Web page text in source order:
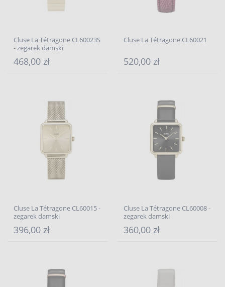
Cluse La Tétragone CL60023S
- zegarek damski
468,00 zł
Cluse La Tétragone CL60021
520,00 zł
Cluse La Tétragone CL60015 -
zegarek damski
396,00 zł
Cluse La Tétragone CL60008 -
zegarek damski
360,00 zł